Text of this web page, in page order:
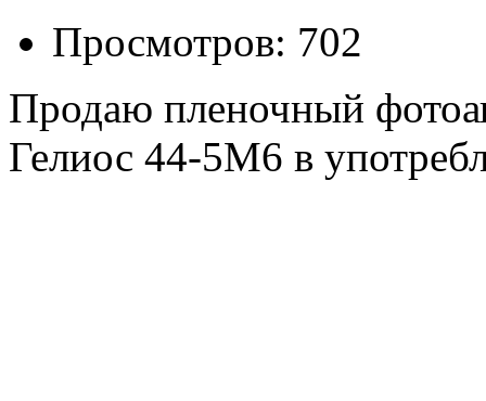
Просмотров: 702
Продаю пленочный
Гелиос 44-5М6 в